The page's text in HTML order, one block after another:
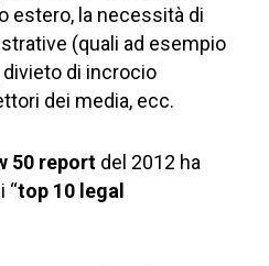
estero, la necessità di
(quali ad esempio
divieto di incrocio
dei media, ecc.
50 report del 2012 ha
“top 10 legal